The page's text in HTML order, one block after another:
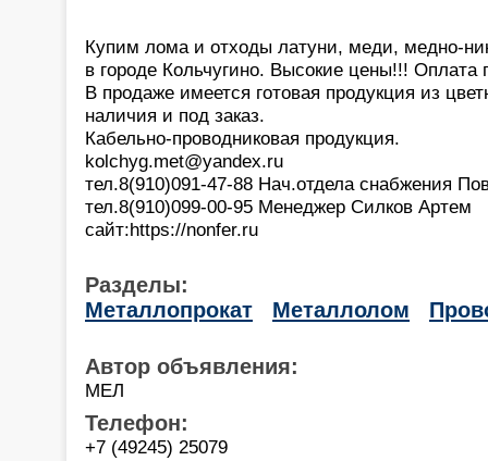
Купим лома и отходы латуни, меди, медно-
в городе Кольчугино. Высокие цены!!! Оплата
В продаже имеется готовая продукция из
наличия и под заказ.
Кабельно-проводниковая продукция.
kolchyg.met@yandex.ru
тел.8(910)091-47-88 Нач.отдела снабжения
тел.8(910)099-00-95 Менеджер Силков Артем
сайт:https://nonfer.ru
Разделы:
Металлопрокат
Металлолом
Автор объявления:
МЕЛ
Телефон:
+7 (49245) 25079